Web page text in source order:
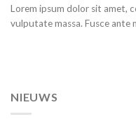
Lorem ipsum dolor sit amet,
vulputate massa. Fusce ante
NIEUWS